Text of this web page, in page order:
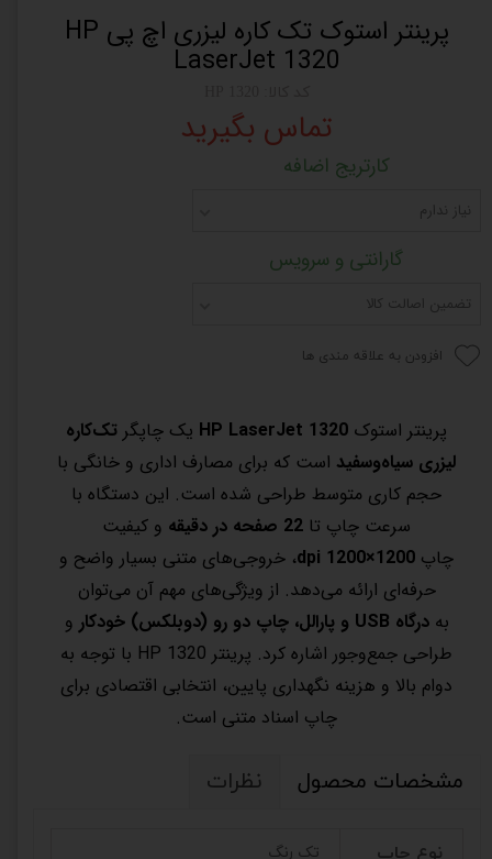
پرینتر استوک تک کاره لیزری اچ پی HP
LaserJet 1320
تماس بگیرید
کارتریج اضافه
نیاز ندارم
گارانتی و سرویس
تضمین اصالت کالا
افزودن به علاقه مندی ها
پرینتر استوک HP LaserJet 1320 یک چاپگر تک‌کاره
لیزری سیاه‌و‌سفید است که برای مصارف اداری و خانگی با
حجم کاری متوسط طراحی شده است. این دستگاه با
سرعت چاپ تا 22 صفحه در دقیقه
و کیفیت
چاپ 1200×1200 dpi
، خروجی‌های متنی بسیار واضح و
حرفه‌ای ارائه می‌دهد. از ویژگی‌های مهم آن می‌توان
به درگاه USB و پارالل، چاپ دو رو (دوبلکس) خودکار
و
طراحی جمع‌وجور اشاره کرد. پرینتر HP 1320 با توجه به
دوام بالا و هزینه نگهداری پایین، انتخابی اقتصادی برای
چاپ اسناد متنی است.
مشخصات محصول نظرات
نوع چاپ تک رنگ